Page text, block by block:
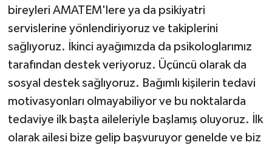
bireyleri AMATEM'lere ya da psikiyatri
servislerine yönlendiriyoruz ve takiplerini
sağlıyoruz. İkinci ayağımızda da psikologlarımız
tarafından destek veriyoruz. Üçüncü olarak da
sosyal destek sağlıyoruz. Bağımlı kişilerin tedavi
motivasyonları olmayabiliyor ve bu noktalarda
tedaviye ilk başta aileleriyle başlamış oluyoruz. İlk
olarak ailesi bize gelip başvuruyor genelde ve biz